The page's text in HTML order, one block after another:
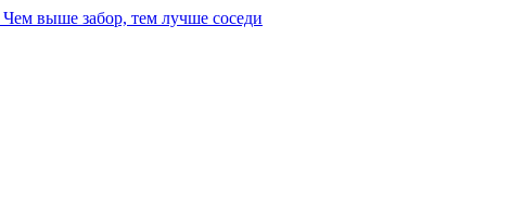
Чем выше забор, тем лучше соседи